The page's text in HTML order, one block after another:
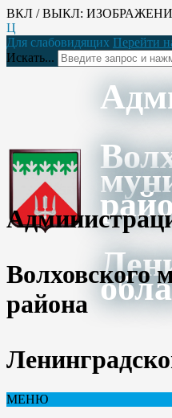
ВКЛ / ВЫКЛ:
Ц
Для слабовидящих Перейти
Искать...
Волховского
района
МЕНЮ